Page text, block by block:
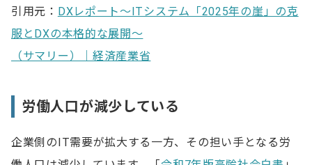
引用元： DXレポート～ITシステム「2025年の崖」の克
服とDXの本格的な展開～
（サマリー）｜経済産業省
労働人口が減少している
企業側のIT需要が拡大する一方、その担い手となる労